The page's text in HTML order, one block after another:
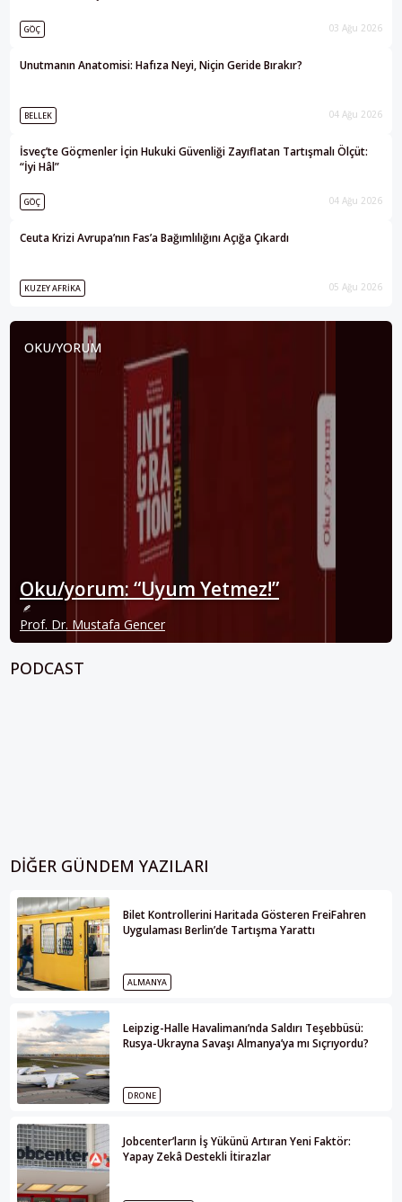
GÖÇ 03 Ağu 2026
Unutmanın Anatomisi: Hafıza Neyi, Niçin Geride Bırakır?
BELLEK 04 Ağu 2026
İsveç’te Göçmenler İçin Hukuki Güvenliği Zayıflatan Tartışmalı Ölçüt:
“İyi Hâl”
GÖÇ 04 Ağu 2026
Ceuta Krizi Avrupa’nın Fas’a Bağımlılığını Açığa Çıkardı
KUZEY AFRIKA 05 Ağu 2026
OKU/YORUM
Oku/yorum: “Uyum Yetmez!”
Prof. Dr. Mustafa Gencer
PODCAST
DIĞER GÜNDEM YAZILARI
Bilet Kontrollerini Haritada Gösteren FreiFahren
Uygulaması Berlin’de Tartışma Yarattı
ALMANYA
Leipzig-Halle Havalimanı’nda Saldırı Teşebbüsü:
Rusya-Ukrayna Savaşı Almanya’ya mı Sıçrıyordu?
DRONE
Jobcenter’ların İş Yükünü Artıran Yeni Faktör:
Yapay Zekâ Destekli İtirazlar